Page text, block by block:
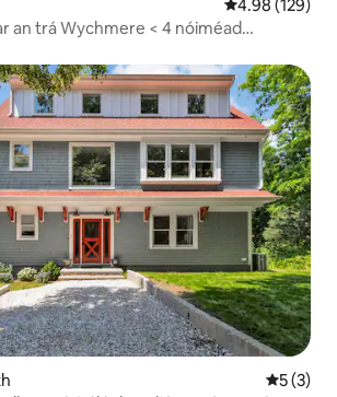
Meánrátáil
4.98 (129)
an trá Wychmere < 4 nóiméad
5 (3)